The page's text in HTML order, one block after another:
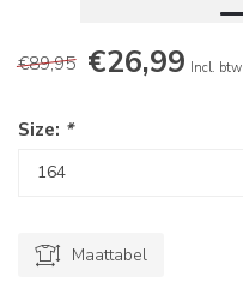
€89,95 €26,99 Incl. btw
Size: *
Maattabel